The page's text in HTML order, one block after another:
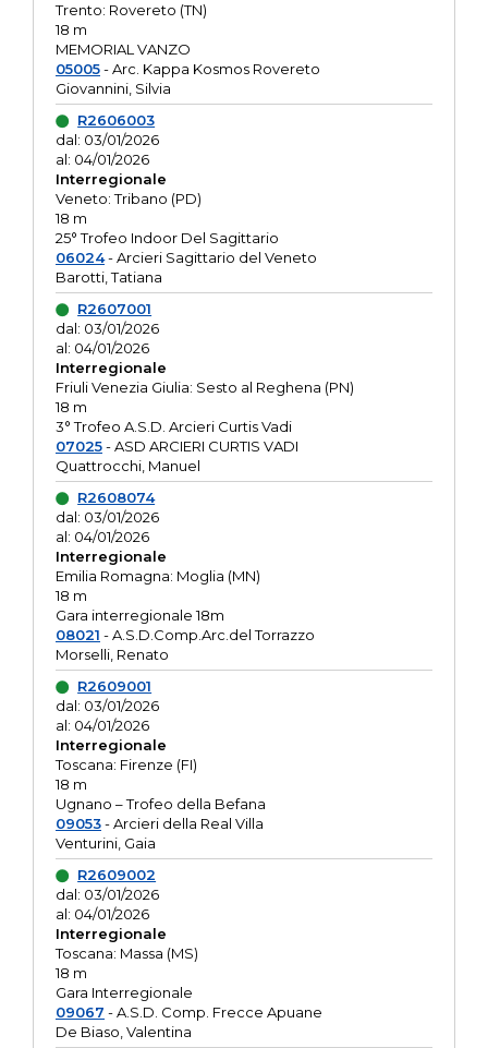
Trento: Rovereto (TN)
18 m
MEMORIAL VANZO
05005- Arc. Kappa Kosmos Rovereto
Giovannini, Silvia
R2606003
dal: 03/01/2026
al: 04/01/2026
Interregionale
Veneto: Tribano (PD)
18 m
25° Trofeo Indoor Del Sagittario
06024- Arcieri Sagittario del Veneto
Barotti, Tatiana
R2607001
dal: 03/01/2026
al: 04/01/2026
Interregionale
Friuli Venezia Giulia: Sesto al Reghena (PN)
18 m
3° Trofeo A.S.D. Arcieri Curtis Vadi
07025- ASD ARCIERI CURTIS VADI
Quattrocchi, Manuel
R2608074
dal: 03/01/2026
al: 04/01/2026
Interregionale
Emilia Romagna: Moglia (MN)
18 m
Gara interregionale 18m
08021 - A.S.D.Comp.Arc.del Torrazzo
Morselli, Renato
R2609001
dal: 03/01/2026
al: 04/01/2026
Interregionale
Toscana: Firenze (FI)
18 m
Ugnano – Trofeo della Befana
09053- Arcieri della Real Villa
Venturini, Gaia
R2609002
dal: 03/01/2026
al: 04/01/2026
Interregionale
Toscana: Massa (MS)
18 m
Gara Interregionale
09067 - A.S.D. Comp. Frecce Apuane
De Biaso, Valentina